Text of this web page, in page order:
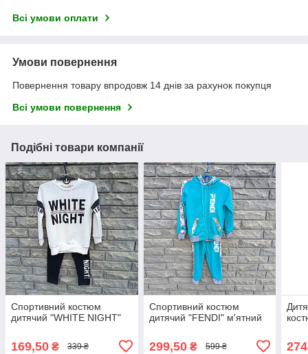
Всі умови оплати
Умови повернення
Повернення товару впродовж 14 днів за рахунок покупця
Всі умови повернення
Подібні товари компанії
Спортивний костюм
дитячий "WHITE NIGHT"
169,50 ₴ 339 ₴
Спортивний костюм
дитячий "FENDI" м'ятний
299,50₴ 599 ₴